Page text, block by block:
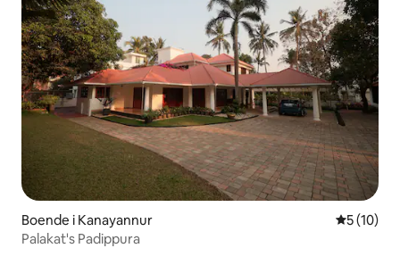
Boende i Kanayannur 5 av 5 i
5 (10)
Palakat's Padippura